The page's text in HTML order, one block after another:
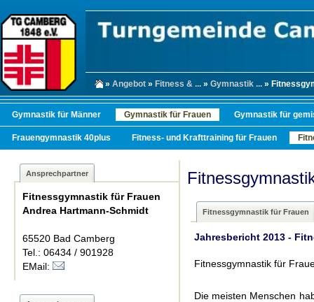
» Angebot » Fitness & ... » Gymnastik ... »
Gymnastik für Männer Gymnastik für Frauen Gymnastik für
Frauengymnastik 40plus Fitness- und Krafttraining für Frauen
Ansprechpartner
Fitnessgymnastik für Frauen
Andrea Hartmann-Schmidt
65520 Bad Camberg
Tel.: 06434 / 901928
EMail:
Fitnessgymnastik für Frauen
Jahresbericht 2013 -
Fitnessgymnastik für
Die meisten Menschen